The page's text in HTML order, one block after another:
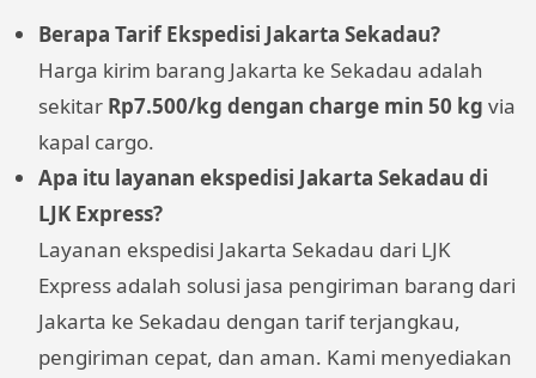
Berapa Tarif Ekspedisi Jakarta Sekadau?
Harga kirim barang Jakarta ke Sekadau adalah
sekitar Rp7.500/kg dengan charge min 50 kg via
kapal cargo.
Apa itu layanan ekspedisi Jakarta Sekadau di
LJK Express?
Layanan ekspedisi Jakarta Sekadau dari LJK
Express adalah solusi jasa pengiriman barang dari
Jakarta ke Sekadau dengan tarif terjangkau,
pengiriman cepat, dan aman. Kami menyediakan